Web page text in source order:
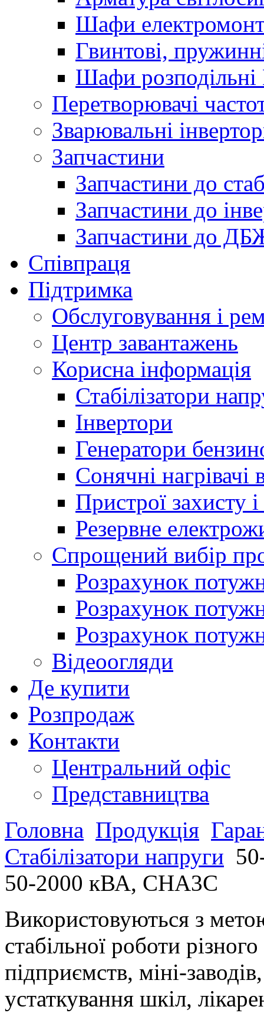
Шафи
Гвинтові,
Шафи розподільні
Перетворювачі
Зварювальні
Запчастини
Запчастини до
Запчастини до
Запчастини до
Співпраця
Підтримка
Обслуговування і
Центр завантажень
Корисна інформація
Стабілізатори
Інвертори
Генератори
Сонячні нагрівачі
Пристрої захисту і
Резервне
Спрощений вибір
Розрахунок
Розрахунок
Розрахунок
Відеоогляди
Де купити
Розпродаж
Контакти
Центральний офіс
Представництва
Головна Продукція
Стабілізатори напруги
50-2000 кВА, СНА3С
Використовуються з
стабільної роботи
підприємств, міні-
устаткування шкіл,